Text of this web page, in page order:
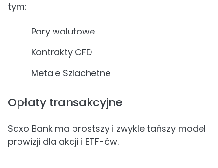
tym:
Pary walutowe
Kontrakty CFD
Metale Szlachetne
Opłaty transakcyjne
Saxo Bank ma prostszy i zwykle tańszy model
prowizji dla akcji i ETF-ów.